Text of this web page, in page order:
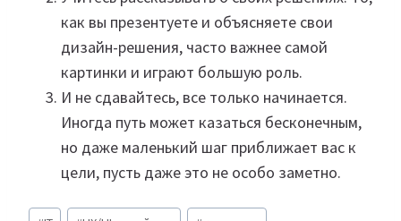
как вы презентуете и объясняете свои
дизайн-решения, часто важнее самой
картинки и играют большую роль.
И не сдавайтесь, все только начинается.
Иногда путь может казаться бесконечным,
но даже маленький шаг приближает вас к
цели, пусть даже это не особо заметно.
Метки